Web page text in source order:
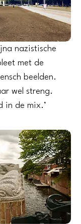
nazistische
met de
beelden.
wel streng.
in de mix.’